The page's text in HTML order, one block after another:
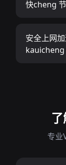
快cheng 节
安全上网
kauicheng
专业